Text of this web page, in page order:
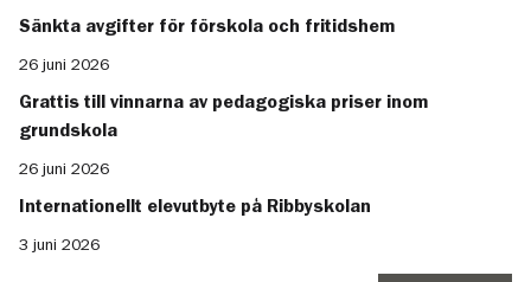
Sänkta avgifter för förskola och fritidshem
26 juni 2026
Grattis till vinnarna av pedagogiska priser inom
grundskola
26 juni 2026
Internationellt elevutbyte på Ribbyskolan
3 juni 2026